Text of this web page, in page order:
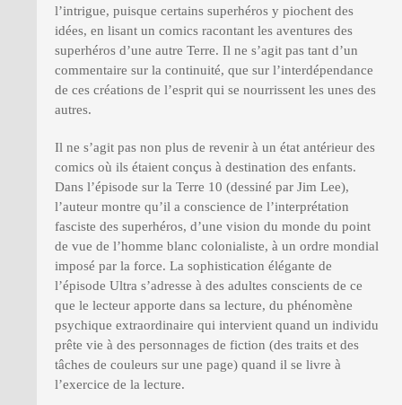
l’intrigue, puisque certains superhéros y piochent des
idées, en lisant un comics racontant les aventures des
superhéros d’une autre Terre. Il ne s’agit pas tant d’un
commentaire sur la continuité, que sur l’interdépendance
de ces créations de l’esprit qui se nourrissent les unes des
autres.
Il ne s’agit pas non plus de revenir à un état antérieur des
comics où ils étaient conçus à destination des enfants.
Dans l’épisode sur la Terre 10 (dessiné par Jim Lee),
l’auteur montre qu’il a conscience de l’interprétation
fasciste des superhéros, d’une vision du monde du point
de vue de l’homme blanc colonialiste, à un ordre mondial
imposé par la force. La sophistication élégante de
l’épisode Ultra s’adresse à des adultes conscients de ce
que le lecteur apporte dans sa lecture, du phénomène
psychique extraordinaire qui intervient quand un individu
prête vie à des personnages de fiction (des traits et des
tâches de couleurs sur une page) quand il se livre à
l’exercice de la lecture.